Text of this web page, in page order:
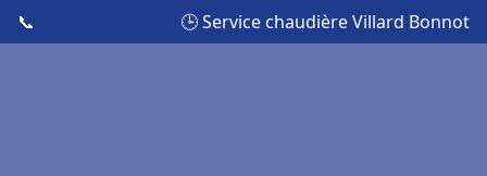
📞 🕒 Service chaudière Villard Bonnot